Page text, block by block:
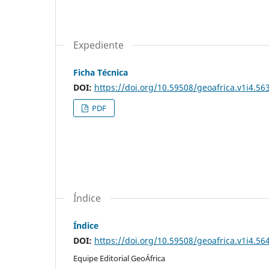
Expediente
Ficha Técnica
DOI: https://doi.org/10.59508/
PDF
Índice
Índice
DOI: https://doi.org/10.59508/
Equipe Editorial GeoÁfrica